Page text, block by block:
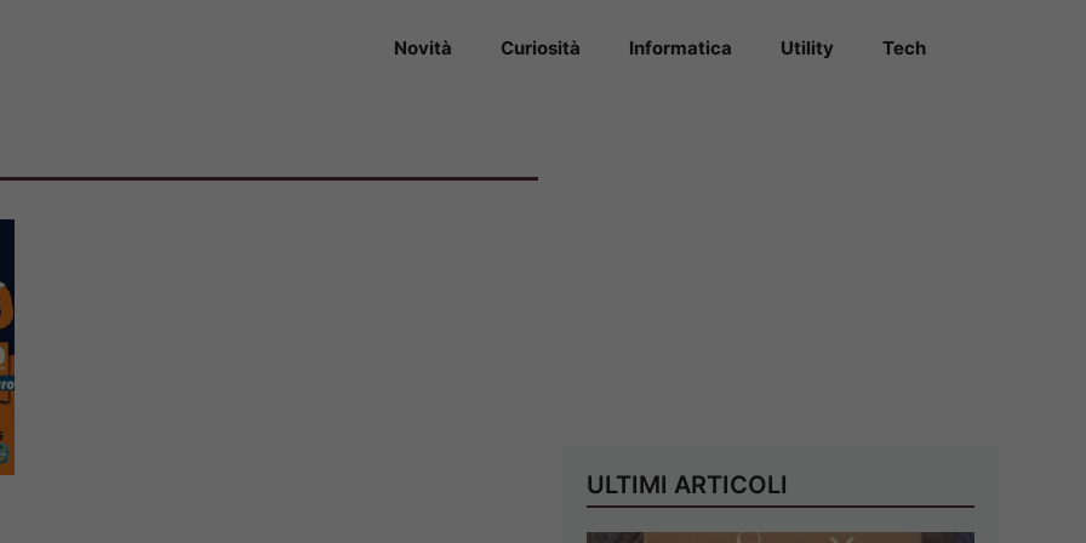
Novità Curiosità Informatica Utility Tech
ULTIMI ARTICOLI